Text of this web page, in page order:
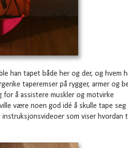
han tapet både her og der, og hvem
taperemser på rygger, armer og
å assistere muskler og motvirke
være noen god idé å skulle tape seg
instruksjonsvideoer som viser hvordan